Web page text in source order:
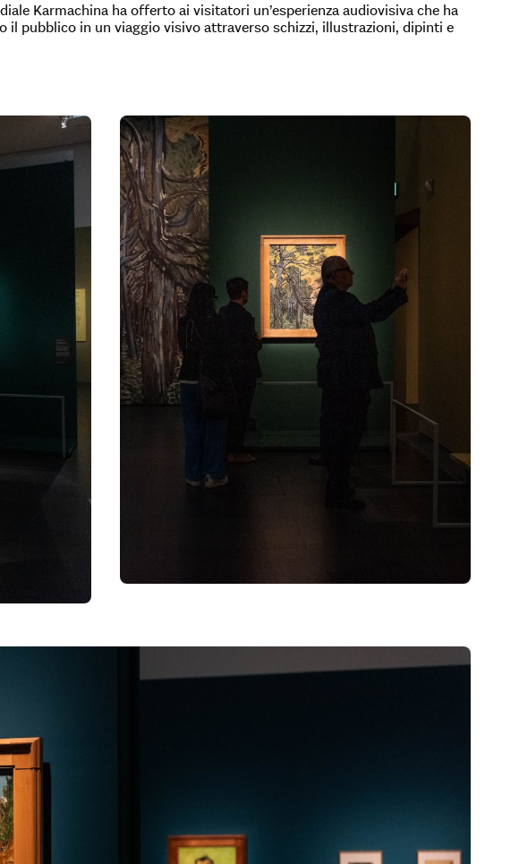
Karmachina ha offerto ai visitatori un’esperienza audiovisiva che ha
il pubblico in un viaggio visivo attraverso schizzi, illustrazioni, dipinti e